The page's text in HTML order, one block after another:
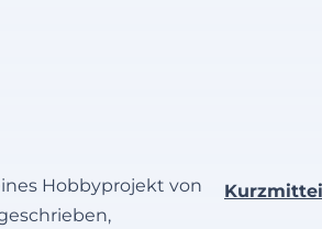
Hobbyprojekt von